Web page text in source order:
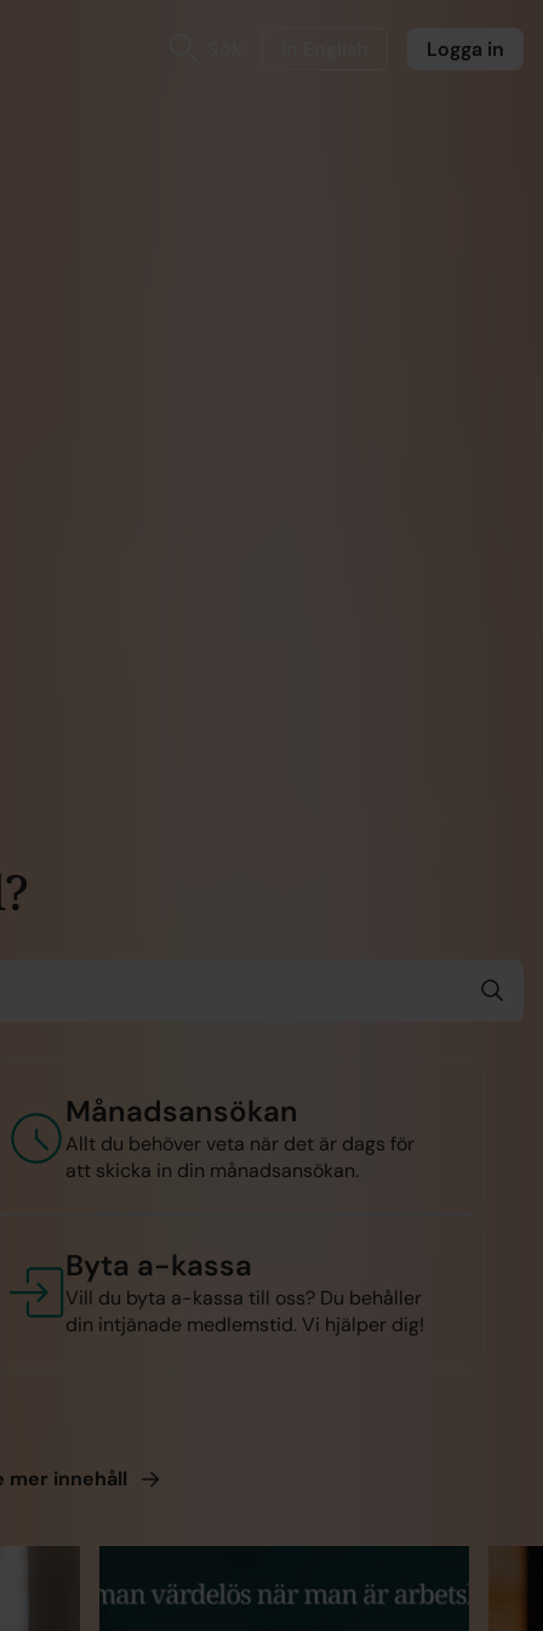
Logga in
Månadsansökan
Allt du behöver veta när det är dags för
att skicka in din månadsansökan.
Byta a-kassa
Vill du byta a-kassa till oss? Du behåller
din intjänade medlemstid. Vi hjälper dig!
mer innehåll